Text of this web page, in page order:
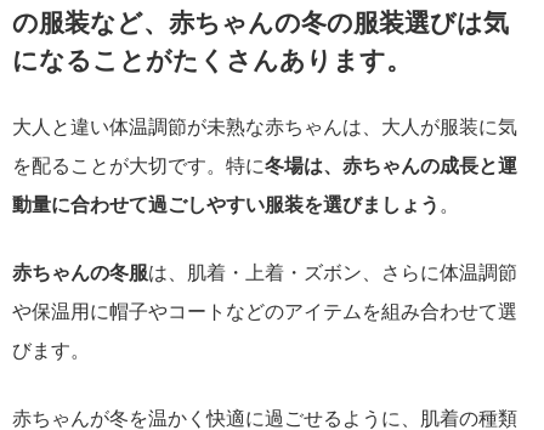
の服装など、赤ちゃんの冬の服装選びは気
になることがたくさんあります。
大人と違い体温調節が未熟な赤ちゃんは、大人が服装に気
を配ることが大切です。特に冬場は、赤ちゃんの成長と運
動量に合わせて過ごしやすい服装を選びましょう 。
赤ちゃんの冬服は、肌着・上着・ズボン、さらに体温調節
や保温用に帽子やコートなどのアイテムを組み合わせて選
びます。
赤ちゃんが冬を温かく快適に過ごせるように、肌着の種類